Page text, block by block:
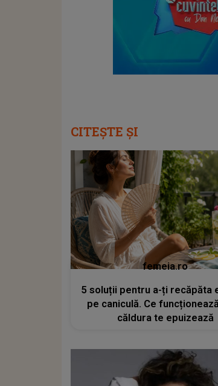
CITEȘTE ȘI
femeia.ro
5 soluții pentru a-ți recăpăta
pe caniculă. Ce
căldura te epuizează